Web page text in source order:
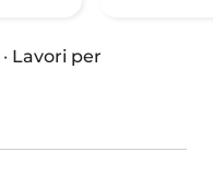
· Lavori per